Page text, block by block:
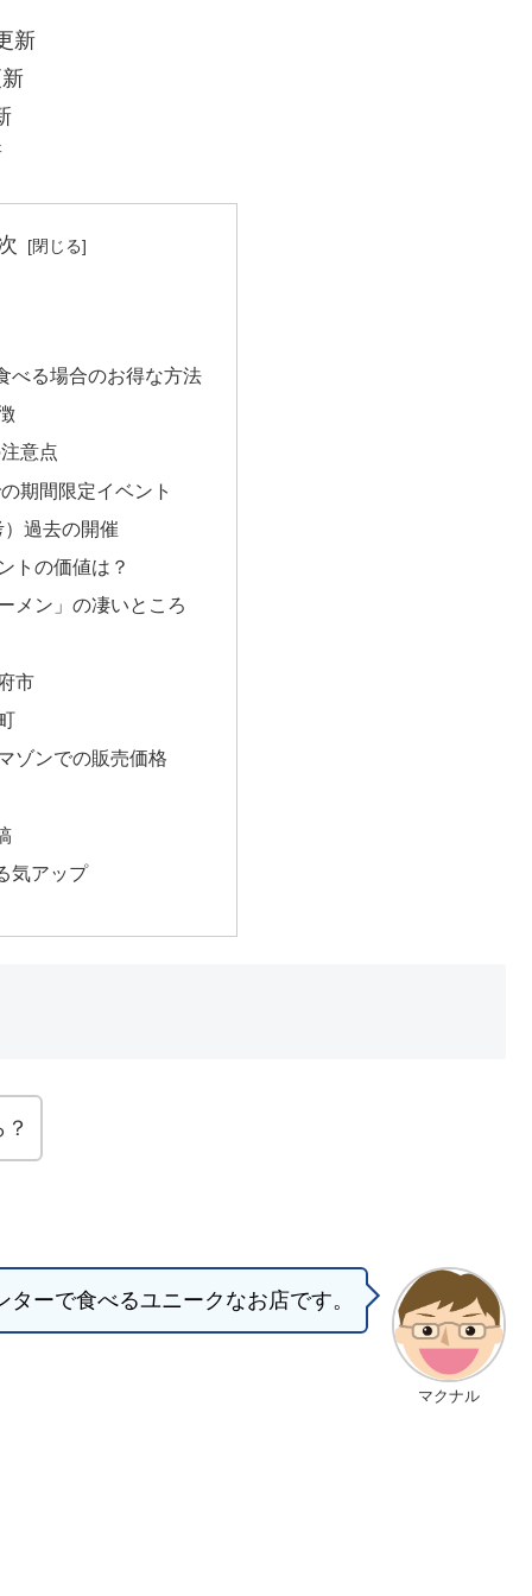
新
べる場合のお得な方法
意点
期間限定イベント
）過去の開催
トの価値は？
メン」の凄いところ
市
ゾンでの販売価格
気アップ
マクナル
ーで食べるユニークなお店です。